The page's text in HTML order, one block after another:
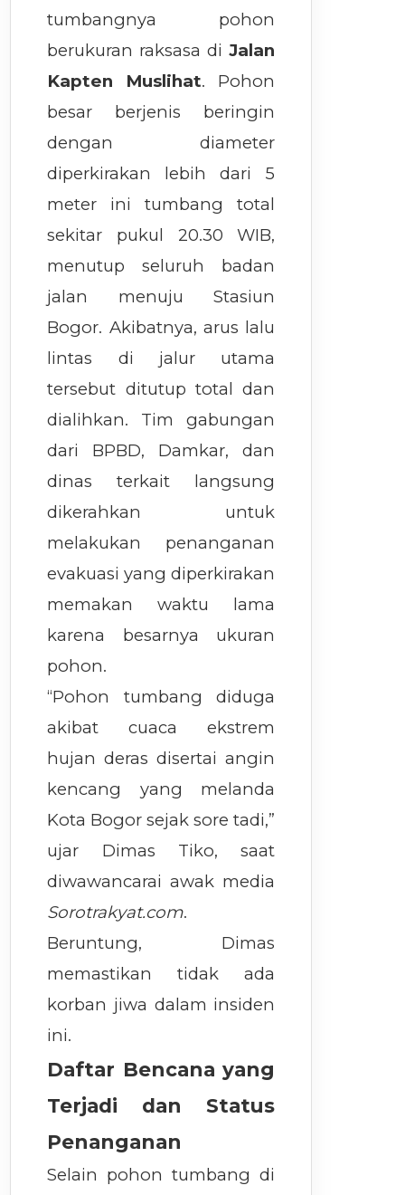
tumbangnya pohon
berukuran raksasa diJalan
Kapten Muslihat. Pohon
besar berjenis beringin
dengan diameter
diperkirakan lebih dari 5
meter ini tumbang total
sekitar pukul 20.30 WIB,
menutup seluruh badan
jalan menuju Stasiun
Bogor. Akibatnya, arus lalu
lintas di jalur utama
tersebut ditutup total dan
dialihkan. Tim gabungan
dari BPBD, Damkar, dan
dinas terkait langsung
dikerahkan untuk
melakukan penanganan
evakuasi yang diperkirakan
memakan waktu lama
karena besarnya ukuran
pohon.
“Pohon tumbang diduga
akibat cuaca ekstrem
hujan deras disertai angin
kencang yang melanda
Kota Bogor sejak sore tadi,”
ujar Dimas Tiko, saat
diwawancarai awak media
Sorotrakyat.com.
Beruntung, Dimas
memastikan tidak ada
korban jiwa dalam insiden
ini.
Daftar Bencana yang
Terjadi dan Status
Penanganan
Selain pohon tumbang di